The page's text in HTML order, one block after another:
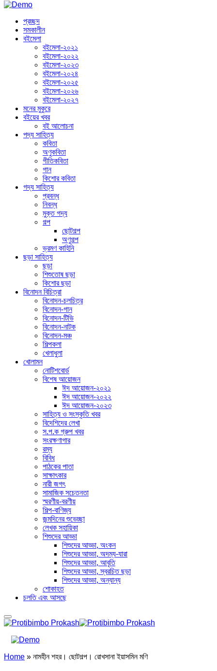
প্রচ্ছদ
সমকালীন
বইমেলা
বইমেলা-২০২১
বইমেলা-২০২২
বইমেলা-২০২৩
বইমেলা-২০২৪
বইমেলা-২০২৫
বইমেলা-২০২৬
বইমেলা-২০২৭
মনের মুকুরে
বইয়ের খবর
বই আলোচনা
পদ্য সাহিত্য
কবিতা
অণুকবিতা
গীতিকবিতা
গান
কিশোর কবিতা
গদ্য সাহিত্য
প্রবন্ধ
নিবন্ধ
মুক্ত গদ্য
গল্প
ছোটগল্প
অণুগল্প
ভ্রমণ কাহিনি
ছড়া সাহিত্য
ছড়া
শিশুতোষ ছড়া
কিশোর ছড়া
বিনোদন বিচিত্রা
বিনোদন-চলচিত্র
বিনোদন-গান
বিনোদন-টিভি
বিনোদন-নাটক
বিনোদন-মঞ্চ
শিল্পকলা
খেলাধুলা
খোলামন
নোটিশবোর্ড
বিশেষ আয়োজন
ঈদ আয়োজন-২০২১
ঈদ আয়োজন-২০২২
ঈদ আয়োজন-২০২৩
সাহিত্য ও সংস্কৃতি খবর
বিদেশিদের লেখা
স.প.ক গ্রুপ খবর
সংরক্ষণাগার
রম্য
বিবিধ
পাঠকের পাতা
সাক্ষাৎকার
নারী জগৎ
সামাজিক সচেতনতা
স্মরণীয়-বরণীয়
শিল্প-বাণিজ্য
জন্মদিনের শুভেচ্ছা
লেখক সহায়িকা
শিশুদের আড্ডা
শিশুদের আড্ডা, অংকন
শিশুদের আড্ডা, অদম্য-যারা
শিশুদের আড্ডা, আবৃতি
শিশুদের আড্ডা, স্বরচিত ছড়া
শিশুদের আড্ডা, অন্যান্য
শোকাহত
চলতি এবং আসছে
Home » নামহীন শহর। ছোটগল্প। রোখসানা ইয়াসমিন মণি